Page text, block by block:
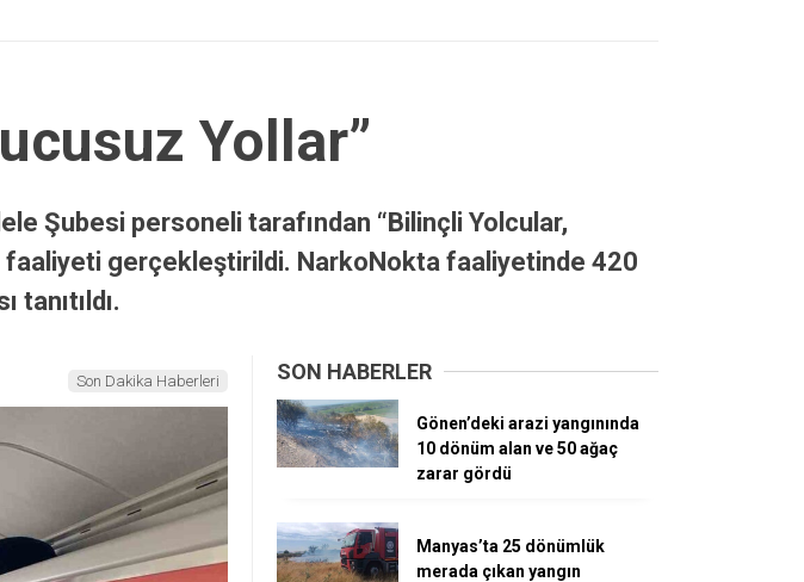
Yollar”
Şubesi personeli tarafından “Bilinçli Yolcular,
faaliyeti gerçekleştirildi. NarkoNokta faaliyetinde 420
Son Dakika Haberleri SON HABERLER
Gönen’deki arazi yangınında
10 dönüm alan ve 50 ağaç
zarar gördü
Manyas’ta 25 dönümlük
merada çıkan yangın